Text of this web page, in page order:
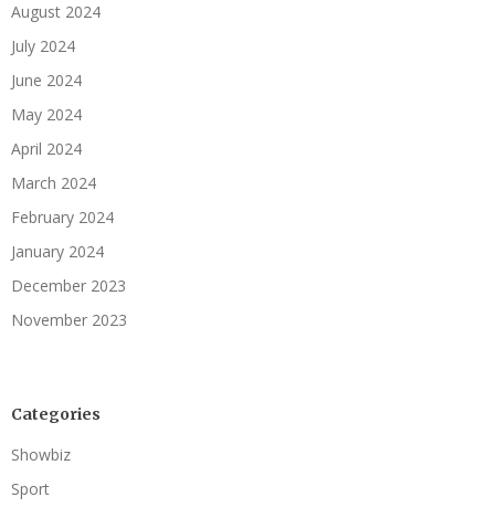
August 2024
July 2024
June 2024
May 2024
April 2024
March 2024
February 2024
January 2024
December 2023
November 2023
Categories
Showbiz
Sport